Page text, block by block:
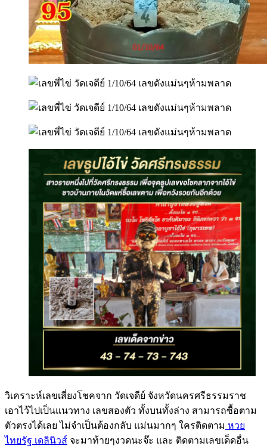
วิเคราะห์เลขเสี่ยงโชคจาก วัดเจดีย์ จังหวัดนครศรีธรรมราช
เอาไว้ไปเป็นแนวทาง เลขสองตัว ทั้งบนทั้งล่าง สามารถซื้อตาม
ตัวตรงได้เลย ไม่จำเป็นต้องกลับ แม่นมากๆ ใครติดตาม หวย
ไทยรัฐ เดลินิวส์ จะมาท้ายๆงวดนะจ๊ะ และ ติดตามเลขเด็ดอื่น